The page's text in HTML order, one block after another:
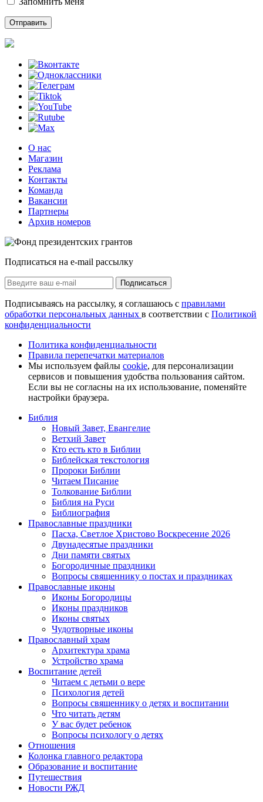
О нас
Магазин
Реклама
Контакты
Команда
Вакансии
Партнеры
Архив номеров
Подписаться на e-mail рассылку
Подписаться
Подписываясь на рассылку, я соглашаюсь с правилами
обработки персональных данных в соответствии с Политикой
конфиденциальности
Политика конфиденциальности
Правила перепечатки материалов
Мы используем файлы cookie, для персонализации
сервисов и повышения удобства пользования сайтом.
Если вы не согласны на их использование, поменяйте
настройки браузера.
Библия
Новый Завет, Евангелие
Ветхий Завет
Кто есть кто в Библии
Библейская текстология
Пророки Библии
Читаем Писание
Толкование Библии
Библия на Руси
Библиография
Православные праздники
Пасха, Светлое Христово Воскресение 2026
Двунадесятые праздники
Дни памяти святых
Богородичные праздники
Вопросы священнику о постах и праздниках
Православные иконы
Иконы Богородицы
Иконы праздников
Иконы святых
Чудотворные иконы
Православный храм
Архитектура храма
Устройство храма
Воспитание детей
Читаем с детьми о вере
Психология детей
Вопросы священнику о детях и воспитании
Что читать детям
У вас будет ребенок
Вопросы психологу о детях
Отношения
Колонка главного редактора
Образование и воспитание
Путешествия
Новости РЖД